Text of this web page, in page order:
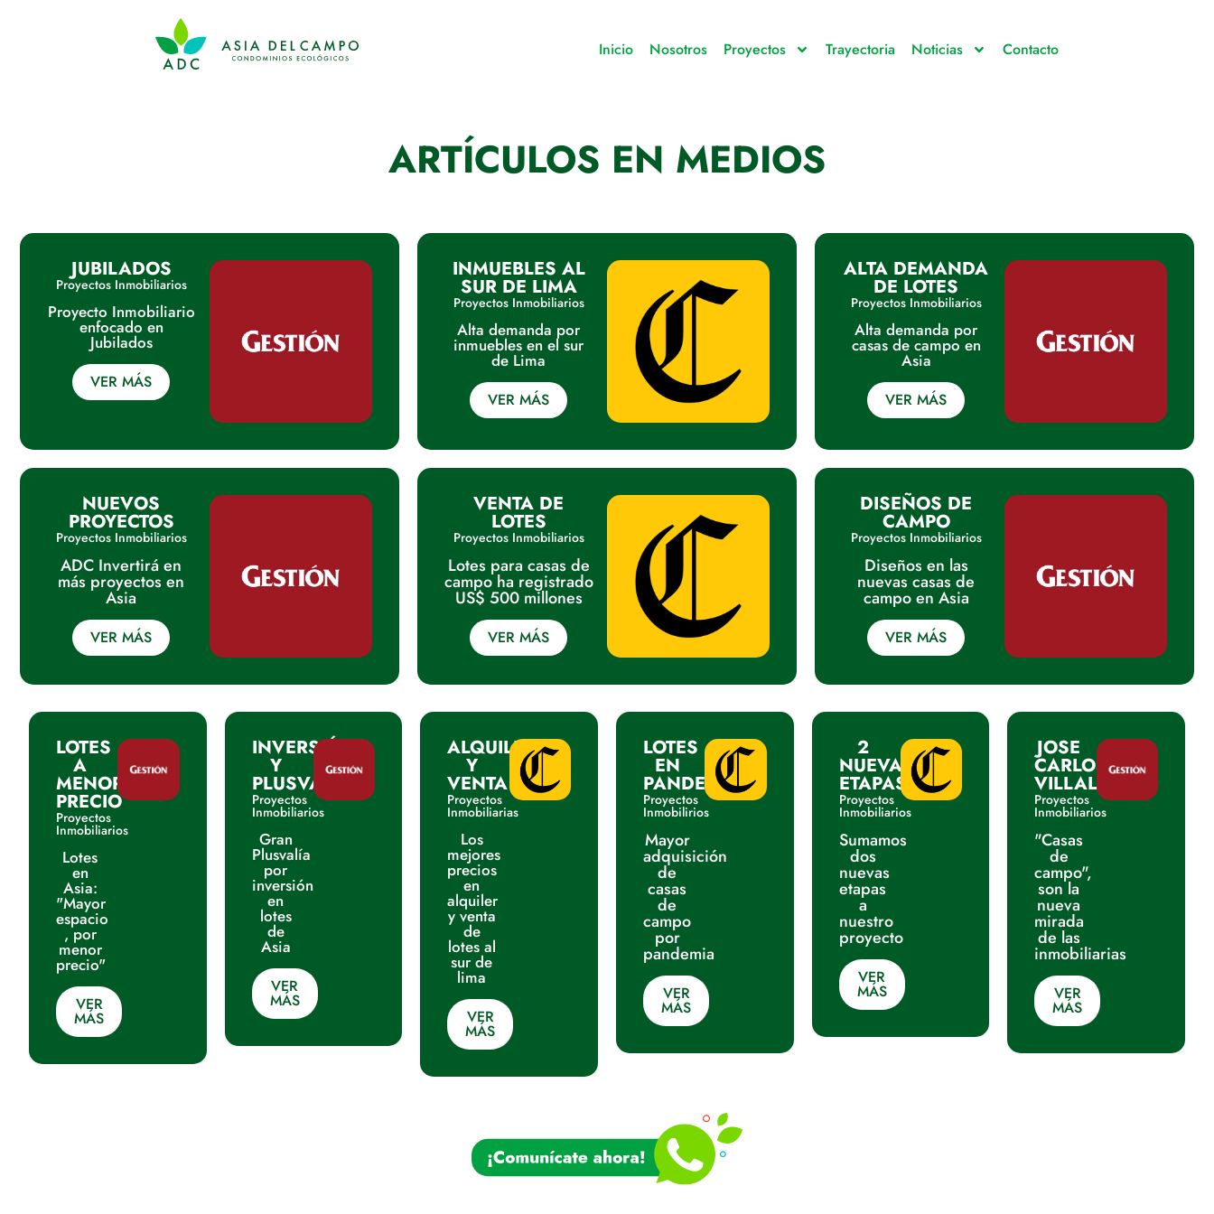
Inicio Nosotros Proyectos Trayectoria Noticias Contacto
ARTÍCULOS EN MEDIOS
JUBILADOS
Proyectos Inmobiliarios
Proyecto Inmobiliario
enfocado en
Jubilados
VER MÁS
INMUEBLES AL
SUR DE LIMA
Proyectos Inmobiliarios
Alta demanda por
inmuebles en el sur
de Lima
VER MÁS
ALTA DEMANDA
DE LOTES
Proyectos Inmobiliarios
Alta demanda por
casas de campo en
Asia
VER MÁS
NUEVOS
PROYECTOS
Proyectos Inmobiliarios
ADC Invertirá en
más proyectos en
Asia
VER MÁS
VENTA DE
LOTES
Proyectos Inmobiliarios
Lotes para casas de
campo ha registrado
US$ 500 millones
VER MÁS
DISEÑOS DE
CAMPO
Proyectos Inmobiliarios
Diseños en las
nuevas casas de
campo en Asia
VER MÁS
LOTES
A
MENOR
PRECIO
Proyectos
Inmobiliarios
Lotes
en
Asia:
"Mayor
espacio
, por
menor
precio"
VER
MÁS
INVERSIÓN
Y
PLUSVALIA
Proyectos
Inmobiliarios
Gran
Plusvalía
por
inversión
en
lotes
de
Asia
VER
MÁS
ALQUILER
Y
VENTA
Proyectos
Inmobiliarias
Los
mejores
precios
en
alquiler
y venta
de
lotes al
sur de
lima
VER
MÁS
LOTES
EN
PANDEMIA
Proyectos
Inmobilirios
Mayor
adquisición
de
casas
de
campo
por
pandemia
VER
MÁS
2
NUEVAS
ETAPAS
Proyectos
Inmobiliarios
Sumamos
dos
nuevas
etapas
a
nuestro
proyecto
VER
MÁS
JOSE
CARLOS
VILLALOBOS
Proyectos
Inmobiliarios
"Casas
de
campo",
son la
nueva
mirada
de las
inmobiliarias
VER
MÁS